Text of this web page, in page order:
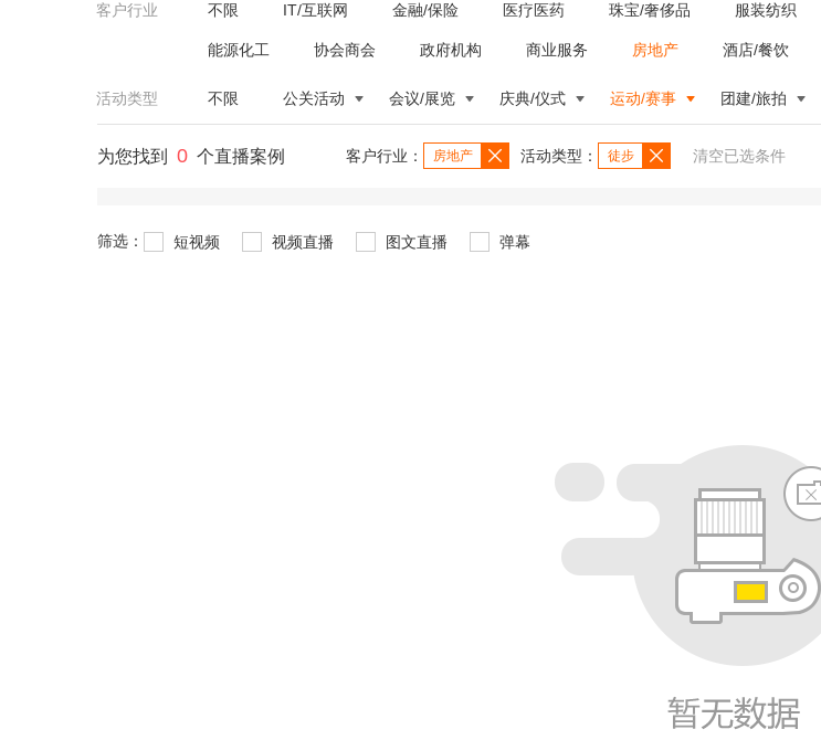
客户行业 不限 IT/互联网 金融/保险 医疗医药 珠宝/奢侈品 服装纺织
能源化工 协会商会 政府机构 商业服务 房地产 酒店/餐饮
活动类型 不限 公关活动 会议/展览 庆典/仪式 运动/赛事 团建/旅拍
为您找到 0 个直播案例 客户行业： 房地产 活动类型： 徒步 清空已选条件
筛选： 短视频 视频直播 图文直播 弹幕